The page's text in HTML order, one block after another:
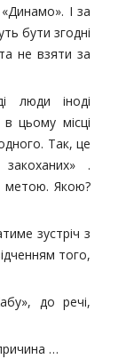
І за
бути згодні
не взяти за
люди іноді
цьому місці
Так, це
закоханих» .
метою. Якою?
зустріч з
того,
до речі,
…